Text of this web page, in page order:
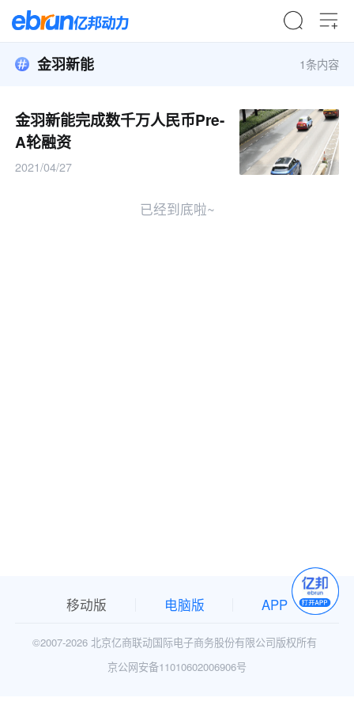
金羽新能 1条内容
金羽新能完成数千万人民币Pre-
A轮融资
2021/04/27
已经到底啦~
移动版 电脑版 APP
©2007-2026 北京亿商联动国际电子商务股份有限公司版权所有
京公网安备11010602006906号